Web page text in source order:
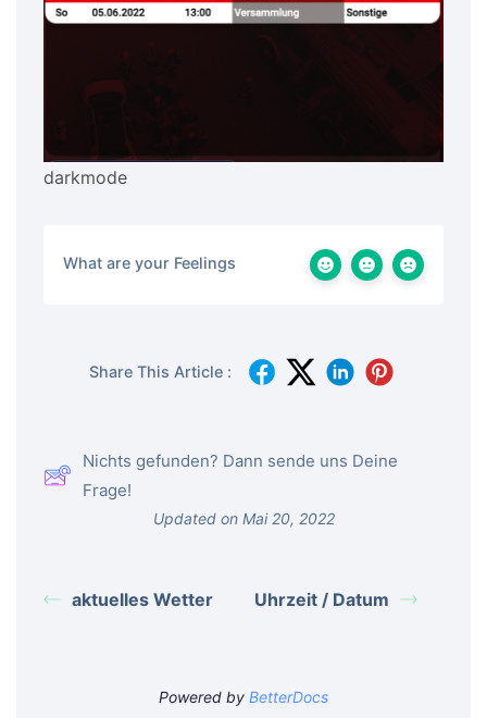
darkmode
What are your Feelings
Share This Article :
Nichts gefunden? Dann sende uns Deine
Frage!
Updated on Mai 20, 2022
aktuelles Wetter Uhrzeit / Datum
Powered by BetterDocs